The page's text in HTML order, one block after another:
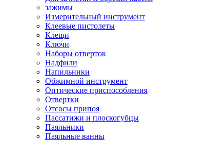
зажимы
Измерительный инструмент
Клеевые пистолеты
Клещи
Ключи
Наборы отверток
Надфили
Напильники
Обжимной инструмент
Оптические приспособления
Отвертки
Отсосы припоя
Пассатижи и плоскогубцы
Паяльники
Паяльные ванны